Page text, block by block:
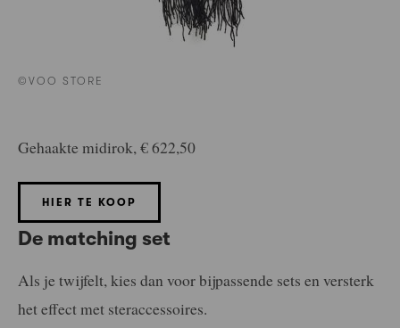
©VOO STORE
Gehaakte midirok, € 622,50
HIER TE KOOP
De matching set
Als je twijfelt, kies dan voor bijpassende sets en versterk
het effect met steraccessoires.